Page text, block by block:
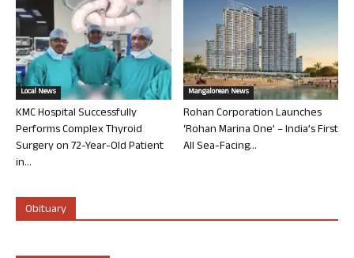
Local News
KMC Hospital Successfully
Performs Complex Thyroid
Surgery on 72-Year-Old Patient
in...
Mangalorean News
Rohan Corporation Launches
‘Rohan Marina One’ – India’s First
All Sea-Facing...
Obituary